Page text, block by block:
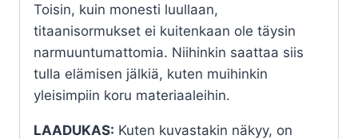
Toisin, kuin monesti luullaan,
titaanisormukset ei kuitenkaan ole täysin
narmuuntumattomia. Niihinkin saattaa siis
tulla elämisen jälkiä, kuten muihinkin
yleisimpiin koru materiaaleihin.
LAADUKAS: Kuten kuvastakin näkyy, on